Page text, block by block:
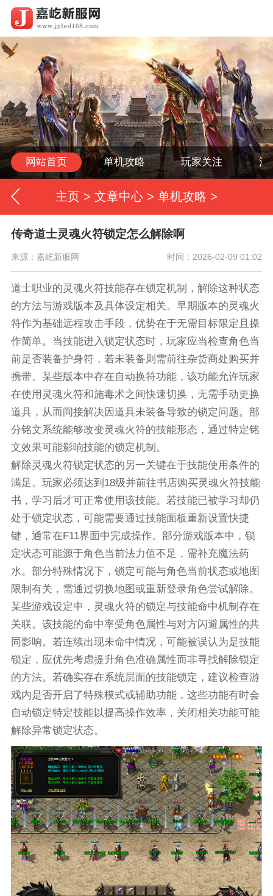
网站首页 单机攻略 玩家关注 活
主页 > 文章中心 > 单机攻略 >
传奇道士灵魂火符锁定怎么解除啊
来源：嘉屹新服网 时间：2026-02-09 01:02
道士职业的灵魂火符技能存在锁定机制，解除这种状态
的方法与游戏版本及具体设定相关。早期版本的灵魂火
符作为基础远程攻击手段，优势在于无需目标限定且操
作简单。当技能进入锁定状态时，玩家应当检查角色当
前是否装备护身符，若未装备则需前往杂货商处购买并
携带。某些版本中存在自动换符功能，该功能允许玩家
在使用灵魂火符和施毒术之间快速切换，无需手动更换
道具，从而间接解决因道具未装备导致的锁定问题。部
分铭文系统能够改变灵魂火符的技能形态，通过特定铭
文效果可能影响技能的锁定机制。
解除灵魂火符锁定状态的另一关键在于技能使用条件的
满足。玩家必须达到18级并前往书店购买灵魂火符技能
书，学习后才可正常使用该技能。若技能已被学习却仍
处于锁定状态，可能需要通过技能面板重新设置快捷
键，通常在F11界面中完成操作。部分游戏版本中，锁
定状态可能源于角色当前法力值不足，需补充魔法药
水。部分特殊情况下，锁定可能与角色当前状态或地图
限制有关，需通过切换地图或重新登录角色尝试解除。
某些游戏设定中，灵魂火符的锁定与技能命中机制存在
关联。该技能的命中率受角色属性与对方闪避属性的共
同影响。若连续出现未命中情况，可能被误认为是技能
锁定，应优先考虑提升角色准确属性而非寻找解除锁定
的方法。若确实存在系统层面的技能锁定，建议检查游
戏内是否开启了特殊模式或辅助功能，这些功能有时会
自动锁定特定技能以提高操作效率，关闭相关功能可能
解除异常锁定状态。